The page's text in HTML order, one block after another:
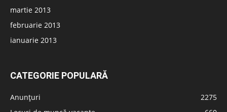
martie 2013
februarie 2013
ianuarie 2013
CATEGORIE POPULARĂ
Anunțuri
2275